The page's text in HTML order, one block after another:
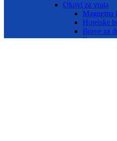
Okovi za vrata
Magnetna
Hotelske
Brave za
Brave za